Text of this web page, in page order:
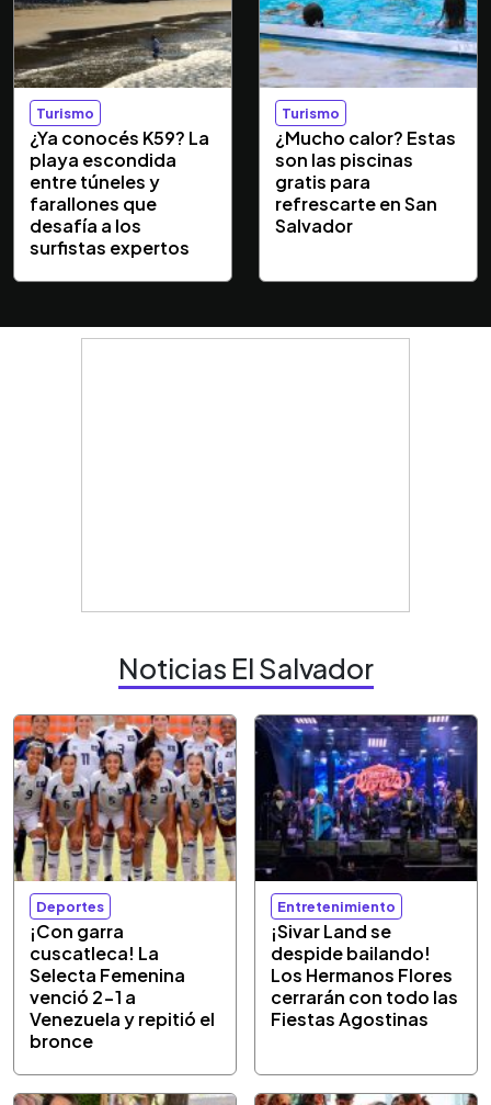
Turismo
¿Ya conocés K59? La
playa escondida
entre túneles y
farallones que
desafía a los
surfistas expertos
Turismo
¿Mucho calor? Estas
son las piscinas
gratis para
refrescarte en San
Salvador
Noticias El Salvador
Deportes
¡Con garra
cuscatleca! La
Selecta Femenina
venció 2-1 a
Venezuela y repitió el
bronce
Entretenimiento
¡Sivar Land se
despide bailando!
Los Hermanos Flores
cerrarán con todo las
Fiestas Agostinas